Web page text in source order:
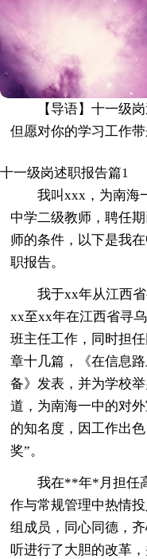
【导语】十一级
但愿对你的学习工作带
十一级岗述职报告篇1
我叫xxx，为南海
中学二级教师，聘任
师的条件，以下是我
职报告。
我于xx年从江西
xx至xx年在江西省寻
班主任工作，同时担
章十几篇，《在信息
备》发表，并为学校
道，为南海一中的对
的知名度，因工作出
奖”。
我在**年*月担任
作与常规管理中热情
组成员，同心同德，
听进行了大胆的改革